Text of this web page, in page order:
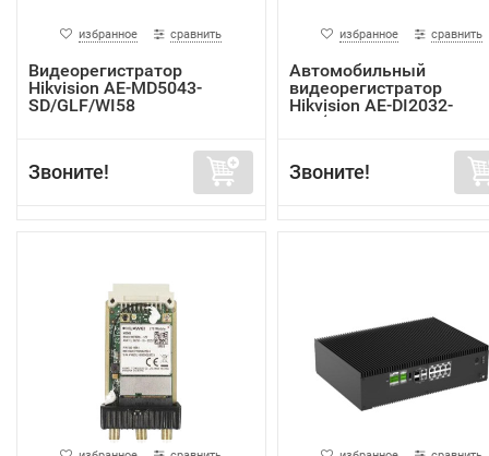
избранное сравнить
Видеорегистратор
Hikvision AE-MD5043-
SD/GLF/WI58
Звоните!
избранное сравнить
Автомобильный
видеорегистратор
Hikvision AE-DI2032-
G40(In...
Звоните!